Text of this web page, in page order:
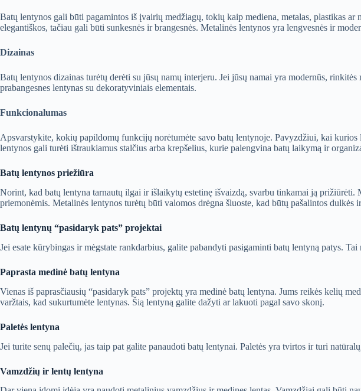
Batų lentynos gali būti pagamintos iš įvairių medžiagų, tokių kaip mediena, metalas, plastikas
elegantiškos, tačiau gali būti sunkesnės ir brangesnės. Metalinės lentynos yra lengvesnės ir
Dizainas
Batų lentynos dizainas turėtų derėti su jūsų namų interjeru. Jei jūsų namai yra modernūs,
prabangesnes lentynas su dekoratyviniais elementais.
Funkcionalumas
Apsvarstykite, kokių papildomų funkcijų norėtumėte savo batų lentynoje. Pavyzdžiui, kai
lentynos gali turėti ištraukiamus stalčius arba krepšelius, kurie palengvina batų laikymą ir
Batų lentynos priežiūra
Norint, kad batų lentyna tarnautų ilgai ir išlaikytų estetinę išvaizdą, svarbu tinkamai ją
priemonėmis. Metalinės lentynos turėtų būti valomos drėgna šluoste, kad būtų pašalintos
Batų lentynų “pasidaryk pats” projektai
Jei esate kūrybingas ir mėgstate rankdarbius, galite pabandyti pasigaminti batų lentyną patys.
Paprasta medinė batų lentyna
Vienas iš paprasčiausių “pasidaryk pats” projektų yra medinė batų lentyna. Jums reikės kelių
varžtais, kad sukurtumėte lentynas. Šią lentyną galite dažyti ar lakuoti pagal savo skonį.
Paletės lentyna
Jei turite senų palečių, jas taip pat galite panaudoti batų lentynai. Paletės yra tvirtos ir turi
Vamzdžių ir lentų lentyna